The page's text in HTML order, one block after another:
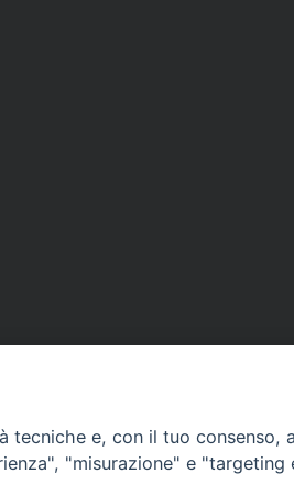
e, con il tuo consenso,
"misurazione" e